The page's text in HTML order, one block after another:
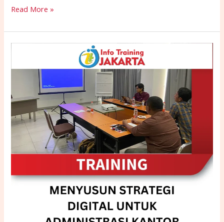
Read More »
STRATEGI
UNTUK
ADMINISTRASI
KANTOR